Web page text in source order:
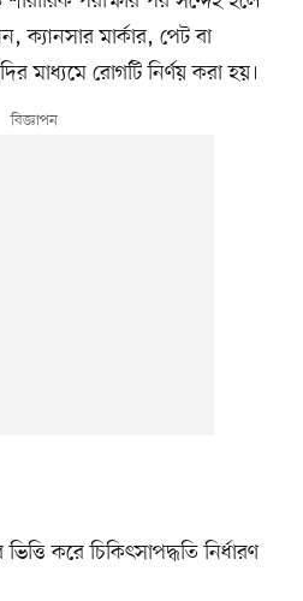
ক্যানসার মার্কার, পেট বা
মাধ্যমে রোগটি নির্ণয় করা হয়।
করে চিকিৎসাপদ্ধতি নির্ধারণ